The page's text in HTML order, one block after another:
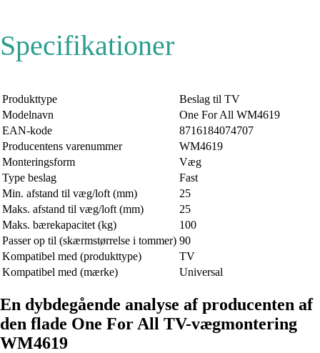
Specifikationer
Produkttype
Beslag til TV
Modelnavn
One For All WM4619
EAN-kode
8716184074707
Producentens varenummer
WM4619
Monteringsform
Væg
Type beslag
Fast
Min. afstand til væg/loft (mm)
25
Maks. afstand til væg/loft (mm)
25
Maks. bærekapacitet (kg)
100
Passer op til (skærmstørrelse i tommer) 90
Kompatibel med (produkttype)
TV
Kompatibel med (mærke)
Universal
En dybdegående analyse af producenten af ​​
den flade One For All TV-vægmontering
WM4619